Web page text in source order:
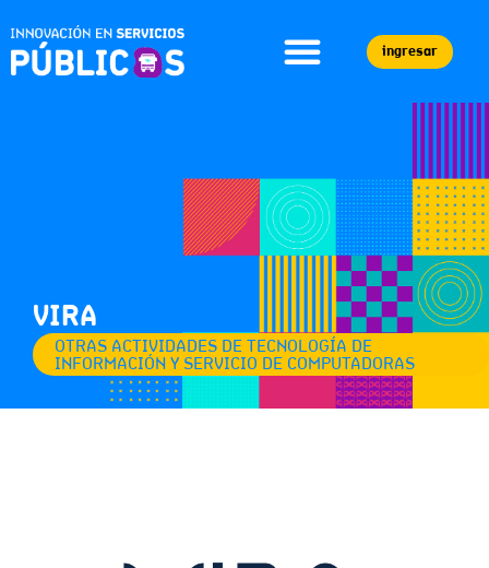
ingresar
VIRA
OTRAS ACTIVIDADES DE TECNOLOGÍA DE
INFORMACIÓN Y SERVICIO DE COMPUTADORAS